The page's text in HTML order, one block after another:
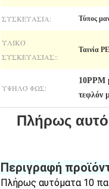
ΣΥΣΚΕΥΑΣΊΑ: Τύπος
ΥΛΙΚΌ
ΣΥΣΚΕΥΑΣΊΑΣ::
Ταινία PE
ΥΨΗΛΌ ΦΩΣ:
10PPM
τεφλόν
Πλήρως
Περιγραφή
Πλήρως αυτόματα 10